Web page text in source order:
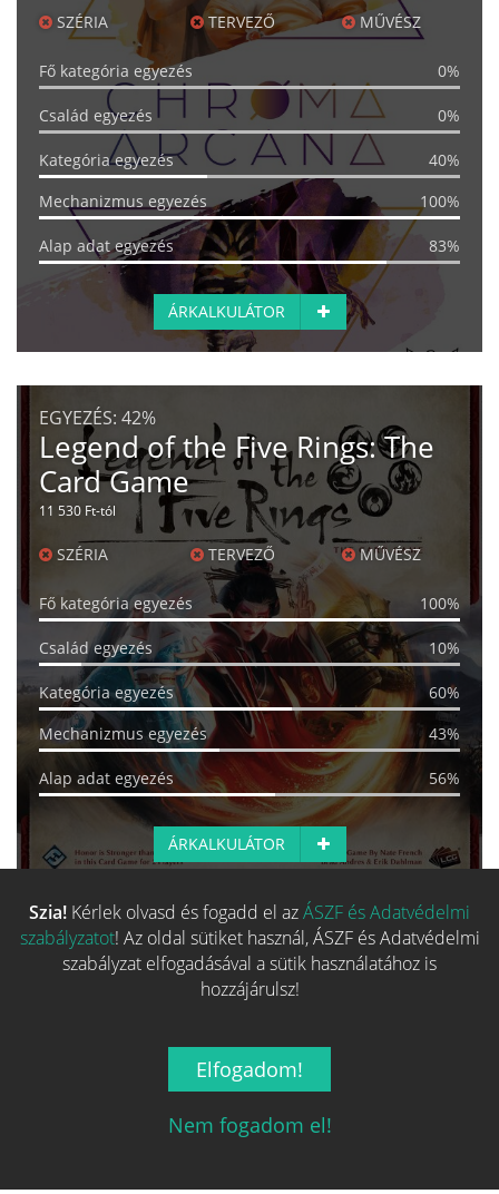
SZÉRIA TERVEZŐ MŰVÉSZ
Fő kategória egyezés 0%
Család egyezés 0%
Kategória egyezés
40%
Mechanizmus egyezés
100%
Alap adat egyezés 83%
ÁRKALKULÁTOR
EGYEZÉS: 42%
Legend of the Five Rings: The
Card Game
11 530 Ft-tól
SZÉRIA TERVEZŐ MŰVÉSZ
Fő kategória egyezés 100%
Család egyezés 10%
Kategória egyezés
60%
Mechanizmus egyezés
43%
Alap adat egyezés 56%
ÁRKALKULÁTOR
Több hasonló játék keresése
Szia! Kérlek olvasd és fogadd el azÁSZF és Adatvédelmi
szabályzatot! Az oldal sütiket használ, ÁSZF és Adatvédelmi
szabályzat elfogadásával a sütik használatához is
hozzájárulsz!
Elfogadom!
Nem fogadom el!